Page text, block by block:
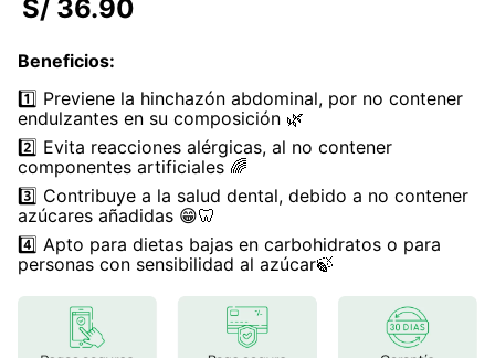
8.
magnesio
9.
melena leon
10. proteina
S/ 36.90
Beneficios:
1️⃣ Previene la hinchazón abdominal, por no contener
endulzantes en su composición 🌿
2️⃣ Evita reacciones alérgicas, al no contener
componentes artificiales 🌈
3️⃣ Contribuye a la salud dental, debido a no contener
azúcares añadidas 😁🦷
4️⃣ Apto para dietas bajas en carbohidratos o para
personas con sensibilidad al azúcar🍃